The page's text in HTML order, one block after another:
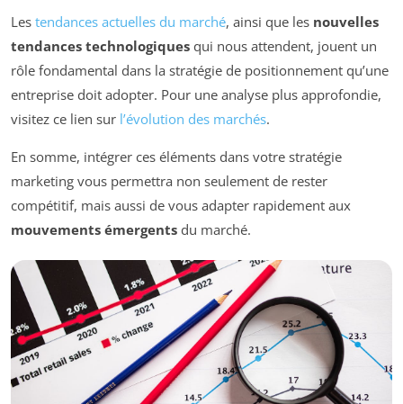
Les tendances actuelles du marché, ainsi que les nouvelles
tendances technologiques qui nous attendent, jouent un
rôle fondamental dans la stratégie de positionnement qu’une
entreprise doit adopter. Pour une analyse plus approfondie,
visitez ce lien sur l’évolution des marchés.
En somme, intégrer ces éléments dans votre stratégie
marketing vous permettra non seulement de rester
compétitif, mais aussi de vous adapter rapidement aux
mouvements émergents du marché.